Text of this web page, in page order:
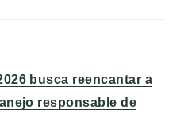
busca reencantar a
responsable de